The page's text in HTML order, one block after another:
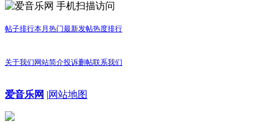
手机扫描访问
帖子排行本月热门最新发帖热度排行
关于我们 网站简介投诉删帖联系我们
爱音乐网 |网站地图